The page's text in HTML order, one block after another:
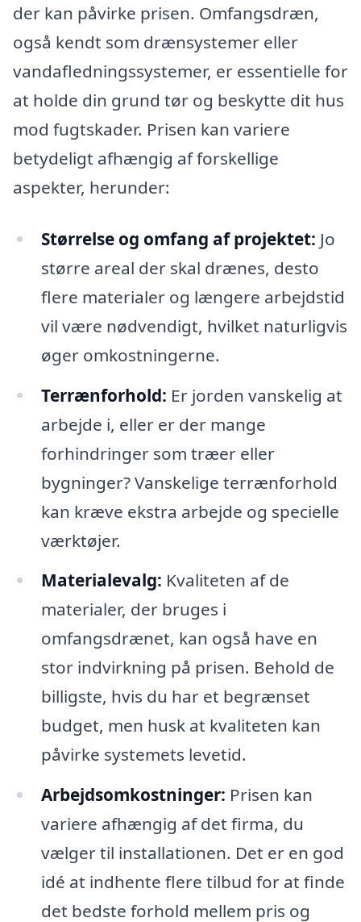
der kan påvirke prisen. Omfangsdræn,
også kendt som drænsystemer eller
vandafledningssystemer, er essentielle for
at holde din grund tør og beskytte dit hus
mod fugtskader. Prisen kan variere
betydeligt afhængig af forskellige
aspekter, herunder:
Størrelse og omfang af projektet: Jo
større areal der skal drænes, desto
flere materialer og længere arbejdstid
vil være nødvendigt, hvilket naturligvis
øger omkostningerne.
Terrænforhold: Er jorden vanskelig at
arbejde i, eller er der mange
forhindringer som træer eller
bygninger? Vanskelige terrænforhold
kan kræve ekstra arbejde og specielle
værktøjer.
Materialevalg: Kvaliteten af de
materialer, der bruges i
omfangsdrænet, kan også have en
stor indvirkning på prisen. Behold de
billigste, hvis du har et begrænset
budget, men husk at kvaliteten kan
påvirke systemets levetid.
Arbejdsomkostninger: Prisen kan
variere afhængig af det firma, du
vælger til installationen. Det er en god
idé at indhente flere tilbud for at finde
det bedste forhold mellem pris og